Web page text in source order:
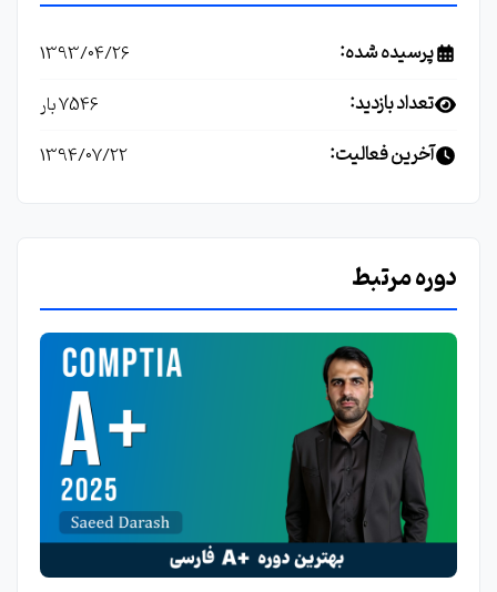
پرسیده شده: 1393/04/26
تعداد بازدید: 7546 بار
آخرین فعالیت: 1394/07/22
دوره مرتبط